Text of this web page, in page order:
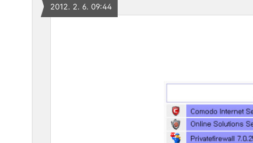
2012. 2. 6. 09:44